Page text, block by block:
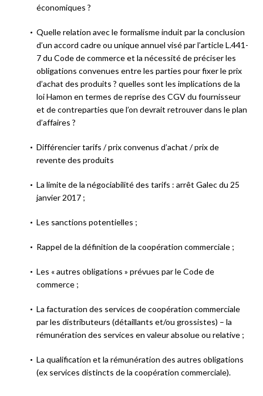
économiques ?
Quelle relation avec le formalisme induit par la conclusion
d’un accord cadre ou unique annuel visé par l’article L.441-
7 du Code de commerce et la nécessité de préciser les
obligations convenues entre les parties pour fixer le prix
d’achat des produits ? quelles sont les implications de la
loi Hamon en termes de reprise des CGV du fournisseur
et de contreparties que l’on devrait retrouver dans le plan
d’affaires ?
Différencier tarifs / prix convenus d’achat / prix de
revente des produits
La limite de la négociabilité des tarifs : arrêt Galec du 25
janvier 2017 ;
Les sanctions potentielles ;
Rappel de la définition de la coopération commerciale ;
Les « autres obligations » prévues par le Code de
commerce ;
La facturation des services de coopération commerciale
par les distributeurs (détaillants et/ou grossistes) – la
rémunération des services en valeur absolue ou relative ;
La qualification et la rémunération des autres obligations
(ex services distincts de la coopération commerciale).